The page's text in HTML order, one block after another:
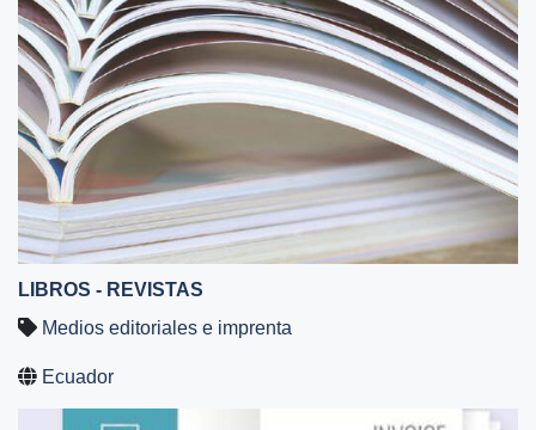
LIBROS - REVISTAS
Medios editoriales e imprenta
Ecuador